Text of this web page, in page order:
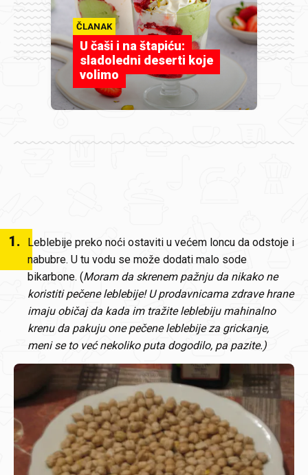
ČLANAK
U čaši i na štapiću:
sladoledni deserti koje
volimo
1.
Leblebije preko noći ostaviti u većem loncu da odstoje i
nabubre. U tu vodu se može dodati malo sode
bikarbone. (Moram da skrenem pažnju da nikako ne
koristiti pečene leblebije! U prodavnicama zdrave hrane
imaju običaj da kada im tražite leblebiju mahinalno
krenu da pakuju one pečene leblebije za grickanje,
meni se to već nekoliko puta dogodilo, pa pazite.)